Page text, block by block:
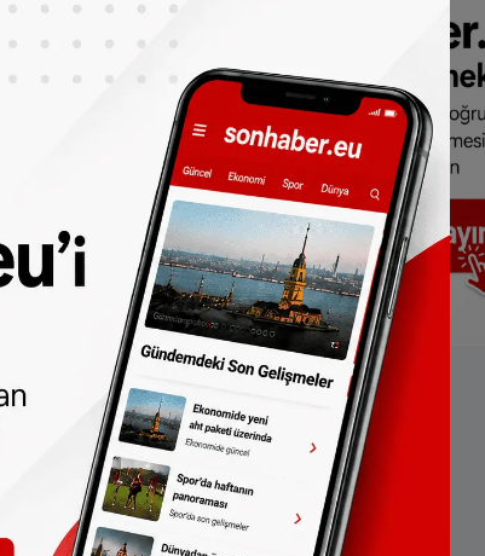
gruplara finansal
da yükselterek,
Rus
yaşayan
Lübnan hücresini
istihbarat
detayını
Kaide örgütünün